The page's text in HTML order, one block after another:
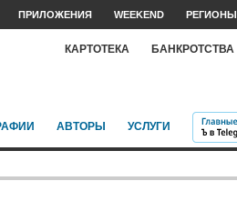
ПРИЛОЖЕНИЯ WEEKEND РЕГИОНЫ
КАРТОТЕКА БАНКРОТСТВА
АВТОРЫ УСЛУГИ